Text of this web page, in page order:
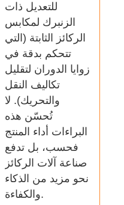
للتعديل ذات
الزنبرك لمكابس
الركائز الثابتة (التي
تتحكم بدقة في
زوايا الدوران لتقليل
تكاليف النقل
والتحريك). لا
تُحسّن هذه
البراءات أداء المنتج
فحسب، بل تدفع
صناعة آلات الركائز
نحو مزيد من الذكاء
والكفاءة.